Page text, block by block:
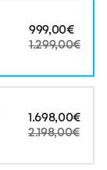
999,00€
1.299,00€
1.698,00€
2.198,00€